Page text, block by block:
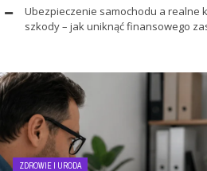
Ubezpieczenie samochodu a realne
szkody – jak uniknąć finansowego
ZDROWIE I URODA